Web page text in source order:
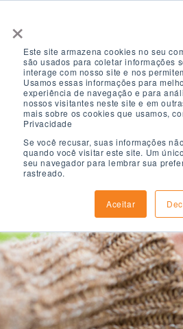
×
Este site armazena cookies no seu
são usados ​​para coletar informações
interage com nosso site e nos
Usamos essas informações para
experiência de navegação e para
nossos visitantes neste site e em
mais sobre os cookies que usamos,
Privacidade
Se você recusar, suas informações
quando você visitar este site. Um
seu navegador para lembrar sua
rastreado.
Aceitar